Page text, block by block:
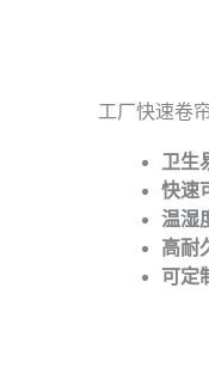
工厂快速卷
卫生
快速
温湿
高耐
可定